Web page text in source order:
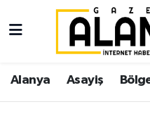
Alanya Asayiş
Alanya
Asayiş
İstanbul Nöbetçi
İstanbul Hava